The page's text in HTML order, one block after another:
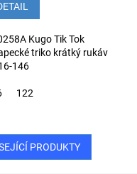
Kugo Tik Tok
triko krátký rukáv
146
122
PRODUKTY